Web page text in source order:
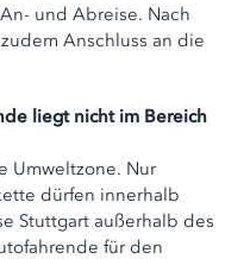
und Abreise. Nach
Anschluss an die
liegt nicht im Bereich
Umweltzone. Nur
dürfen innerhalb
Stuttgart außerhalb des
für den